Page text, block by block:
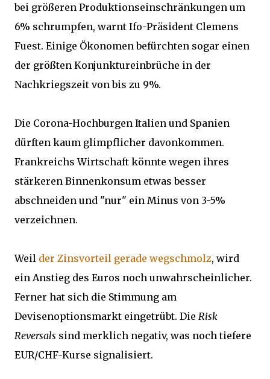
bei größeren Produktionseinschränkungen um
6% schrumpfen, warnt Ifo-Präsident Clemens
Fuest. Einige Ökonomen befürchten sogar einen
der größten Konjunktureinbrüche in der
Nachkriegszeit von bis zu 9%.
Die Corona-Hochburgen Italien und Spanien
dürften kaum glimpflicher davonkommen.
Frankreichs Wirtschaft könnte wegen ihres
stärkeren Binnenkonsum etwas besser
abschneiden und "nur" ein Minus von 3-5%
verzeichnen.
Weil der Zinsvorteil gerade wegschmolz, wird
ein Anstieg des Euros noch unwahrscheinlicher.
Ferner hat sich die Stimmung am
Devisenoptionsmarkt eingetrübt. Die Risk
Reversals sind merklich negativ, was noch tiefere
EUR/CHF-Kurse signalisiert.